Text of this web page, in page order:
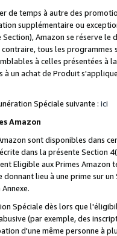
de temps à autre des
supplémentaire ou
Amazon se réserve
tous les
à celles présentées à
un achat de Produit
Spéciale suivante : ici
Amazon
sont disponibles dans
dans la présente Section
Eligible aux Primes Amazon
lieu à une prime sur
Spéciale dès lors que
(par exemple, des
d'une même personne à